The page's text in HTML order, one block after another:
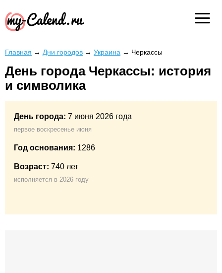
Главная → Дни городов → Украина → Черкассы
День города Черкассы: история
и символика
День города: 7 июня 2026 года
первое воскресенье июня
Год основания: 1286
Возраст: 740 лет
исполняется в 2026 году